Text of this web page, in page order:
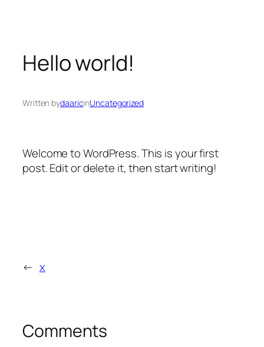
obsahHello world!
Written bydaaricinUncategorized
Welcome to WordPress. This is your first
post. Edit or delete it, then start writing!
← x
Comments